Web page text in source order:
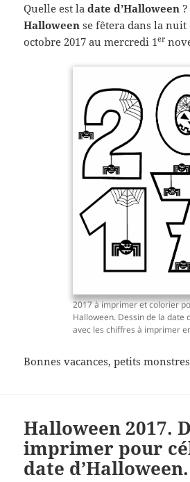
Quelle est ladate d’Halloween
Halloween se fêtera dans la nuit
octobre 2017 au mercredi 1er
2017 à imprimer et colorier
Halloween. Dessin de la date
avec les chiffres à imprimer
Bonnes vacances, petits
Halloween 2017.
imprimer pour
date d’Halloween.